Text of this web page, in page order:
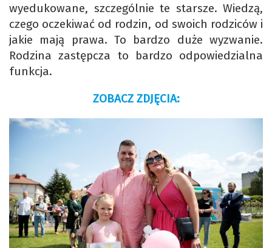
wyedukowane, szczególnie te starsze. Wiedzą,
czego oczekiwać od rodzin, od swoich rodziców i
jakie mają prawa. To bardzo duże wyzwanie.
Rodzina zastępcza to bardzo odpowiedzialna
funkcja.
ZOBACZ ZDJĘCIA: